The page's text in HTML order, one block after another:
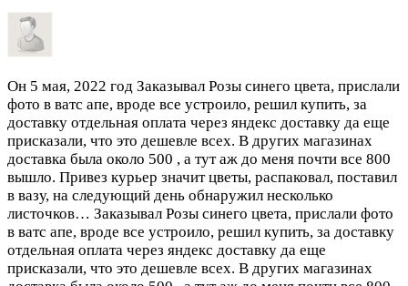
Он 5 мая, 2022 год Заказывал Розы синего цвета, прислали
фото в ватс апе, вроде все устроило, решил купить, за
доставку отдельная оплата через яндекс доставку да еще
присказали, что это дешевле всех. В других магазинах
доставка была около 500 , а тут аж до меня почти все 800
вышло. Привез курьер значит цветы, распаковал, поставил
в вазу, на следующий день обнаружил несколько
листочков… Заказывал Розы синего цвета, прислали фото
в ватс апе, вроде все устроило, решил купить, за доставку
отдельная оплата через яндекс доставку да еще
присказали, что это дешевле всех. В других магазинах